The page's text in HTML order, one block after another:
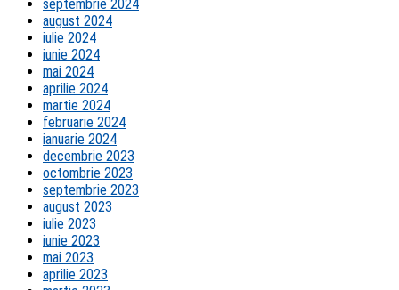
septembrie 2024
august 2024
iulie 2024
iunie 2024
mai 2024
aprilie 2024
martie 2024
februarie 2024
ianuarie 2024
decembrie 2023
octombrie 2023
septembrie 2023
august 2023
iulie 2023
iunie 2023
mai 2023
aprilie 2023